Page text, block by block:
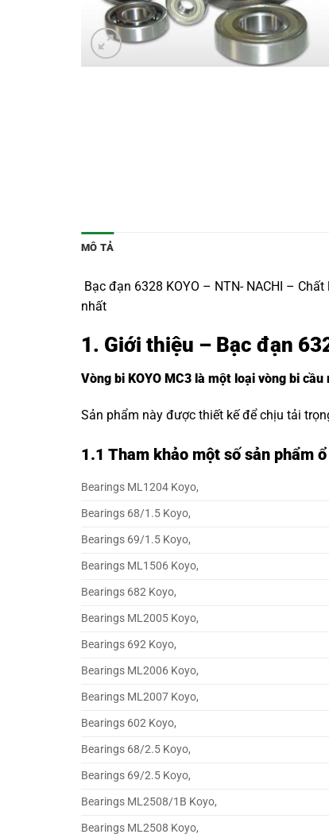
MÔ TẢ
Bạc đạn 6328 KOYO – NTN- NACHI –
nhất
1. Giới thiệu – Bạc đạn
Vòng bi KOYO MC3 là một loại vòng bi cầu
Sản phẩm này được thiết kế để chịu tải
1.1 Tham khảo một số sản phẩm
Bearings ML1204 Koyo,
Bearings 68/1.5 Koyo,
Bearings 69/1.5 Koyo,
Bearings ML1506 Koyo,
Bearings 682 Koyo,
Bearings ML2005 Koyo,
Bearings 692 Koyo,
Bearings ML2006 Koyo,
Bearings ML2007 Koyo,
Bearings 602 Koyo,
Bearings 68/2.5 Koyo,
Bearings 69/2.5 Koyo,
Bearings ML2508/1B Koyo,
Bearings ML2508 Koyo,